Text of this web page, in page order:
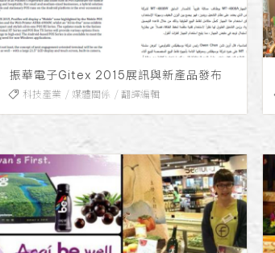
振華電子Gitex 2015展訊與新產品發布
科技產業 媒體關係 翻譯編輯